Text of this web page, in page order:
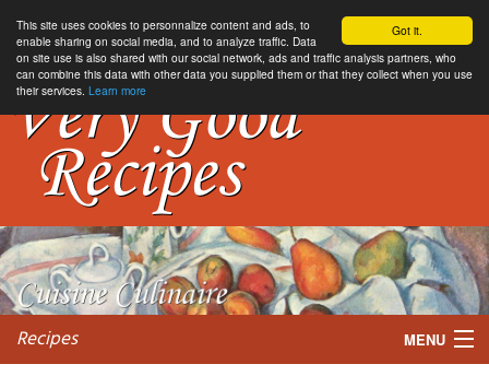
Got it.
This site uses cookies to personnalize content and ads, to
enable sharing on social media, and to analyze traffic. Data
on site use is also shared with our social network, ads and traffic analysis partners, who
can combine this data with other data you supplied them or that they collect when you use
their services. Learn more
Recipes MENU